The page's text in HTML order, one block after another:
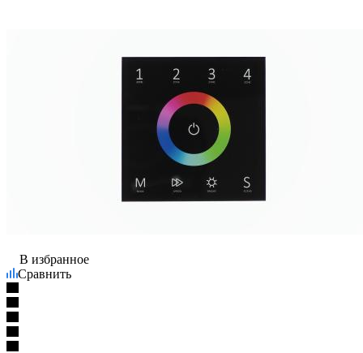
В избранное
Сравнить